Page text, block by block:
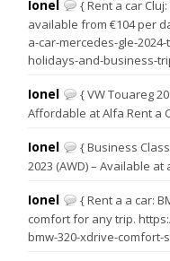
Ionel
{ Rent a car
available from €104 per
a-car-mercedes-gle-
holidays-and-business-
Ionel
{ VW Touareg
Affordable at Alfa Rent a
Ionel
{ Business
2023 (AWD) – Available at
Ionel
{ Rent a a car:
comfort for any trip.
bmw-320-xdrive-